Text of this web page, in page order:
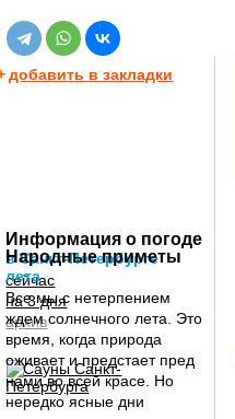
добавить в закладки
Информация о погоде
в Санкт-Петербурге
сейчас
на 3 дня
архив
Народные приметы
лета
Все мы с нетерпением
ждем солнечного лета. Это
время, когда природа
оживает и предстает пред
нами во всей красе. Но
нередко ясные дни